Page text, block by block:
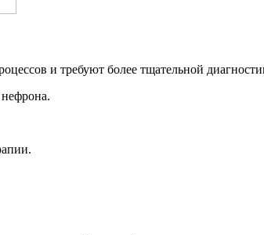
и требуют более тщательной